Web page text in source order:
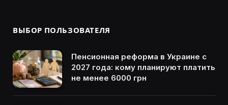
ВЫБОР ПОЛЬЗОВАТЕЛЯ
Пенсионная реформа в Украине с
2027 года: кому планируют платить
не менее 6000 грн